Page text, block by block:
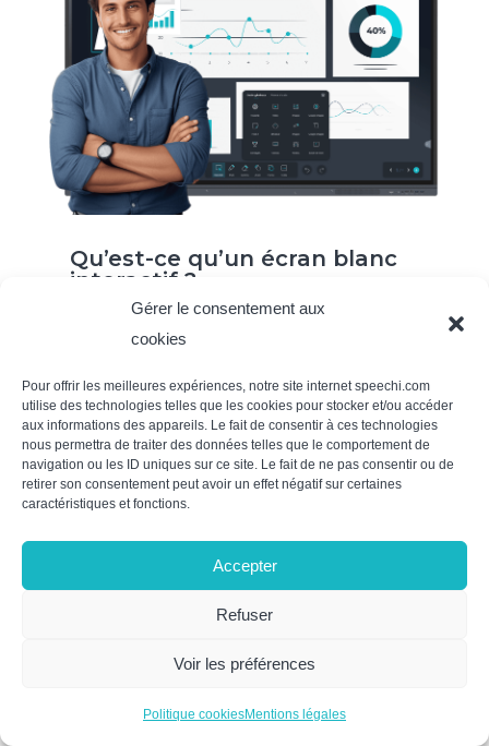
Gérer le consentement aux
cookies
Pour offrir les meilleures expériences, notre site internet speechi.com
utilise des technologies telles que les cookies pour stocker et/ou accéder
aux informations des appareils. Le fait de consentir à ces technologies
nous permettra de traiter des données telles que le comportement de
navigation ou les ID uniques sur ce site. Le fait de ne pas consentir ou de
retirer son consentement peut avoir un effet négatif sur certaines
caractéristiques et fonctions.
Accepter
Refuser
Voir les préférences
Politique cookiesMentions légales
Qu’est-ce qu’un écran blanc
interactif ?
solution pédagogique